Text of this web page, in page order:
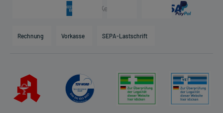
Arzneimittelinformationen
Direktabrechnung PKV
Impressum
Datenschutz
Rechnung Vorkasse SEPA-Lastschrift